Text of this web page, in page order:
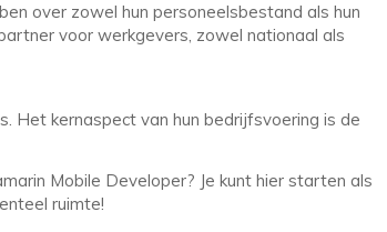
over zowel hun personeelsbestand als hun
voor werkgevers, zowel nationaal als
Het kernaspect van hun bedrijfsvoering is de
Mobile Developer? Je kunt hier starten als
ruimte!